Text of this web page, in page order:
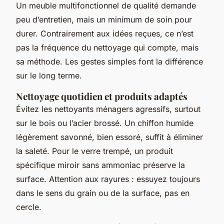
Un meuble multifonctionnel de qualité demande
peu d’entretien, mais un minimum de soin pour
durer. Contrairement aux idées reçues, ce n’est
pas la fréquence du nettoyage qui compte, mais
sa méthode. Les gestes simples font la différence
sur le long terme.
Nettoyage quotidien et produits adaptés
Évitez les nettoyants ménagers agressifs, surtout
sur le bois ou l’acier brossé. Un chiffon humide
légèrement savonné, bien essoré, suffit à éliminer
la saleté. Pour le verre trempé, un produit
spécifique miroir sans ammoniac préserve la
surface. Attention aux rayures : essuyez toujours
dans le sens du grain ou de la surface, pas en
cercle.